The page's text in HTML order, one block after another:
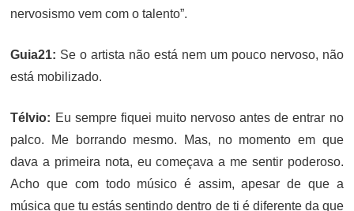
nervosismo vem com o talento”.
Guia21: Se o artista não está nem um pouco nervoso, não
está mobilizado.
Télvio: Eu sempre fiquei muito nervoso antes de entrar no
palco. Me borrando mesmo. Mas, no momento em que
dava a primeira nota, eu começava a me sentir poderoso.
Acho que com todo músico é assim, apesar de que a
música que tu estás sentindo dentro de ti é diferente da que